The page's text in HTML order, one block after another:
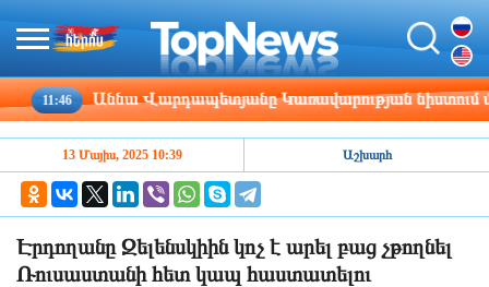
11:46 Աննա Վարդապետյանը Կառավարության նիստում
13 Մայիս, 2025 10:39 Աշխարհ
Էրդողանը Զելենսկիին կոչ է արել բաց չթողնել
Ռուսաստանի հետ կապ հաստատելու